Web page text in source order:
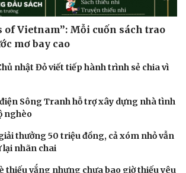
of Vietnam”: Mỗi cuốn sách trao
mơ bay cao
nhật Đỏ viết tiếp hành trình sẻ chia vì
Sông Tranh hỗ trợ xây dựng nhà tình
nghèo
thưởng 50 triệu đồng, cả xóm nhỏ vẫn
lại nhãn chai
thiếu vắng nhưng chưa bao giờ thiếu yêu